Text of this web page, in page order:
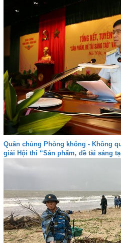
Quân chủng Phòng không - Không
giải Hội thi “Sản phẩm, đề tài sáng